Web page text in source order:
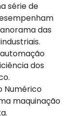
série de
das
dos
Numérico
maquinação